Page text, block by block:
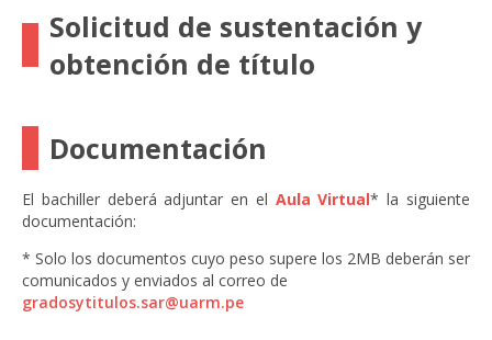
Solicitud de sustentación y
obtención de título
Documentación
El bachiller deberá adjuntar en el Aula Virtual* la siguiente
documentación:
* Solo los documentos cuyo peso supere los 2MB deberán ser
comunicados y enviados al correo de
gradosytitulos.sar@uarm.pe